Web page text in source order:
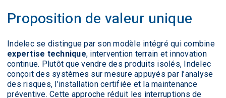
Proposition de valeur unique
Indelec se distingue par son modèle intégré qui combine
expertise technique, intervention terrain et innovation
continue. Plutôt que vendre des produits isolés, Indelec
conçoit des systèmes sur mesure appuyés par l’analyse
des risques, l’installation certifiée et la maintenance
préventive. Cette approche réduit les interruptions de